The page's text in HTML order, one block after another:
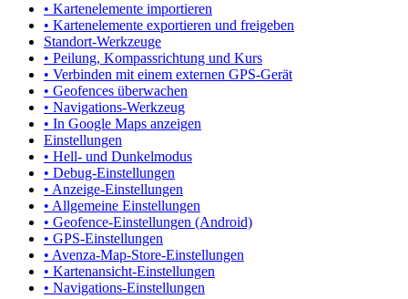
• Kartenelemente importieren
• Kartenelemente exportieren und freigeben
Standort-Werkzeuge
• Peilung, Kompassrichtung und Kurs
• Verbinden mit einem externen GPS-Gerät
• Geofences überwachen
• Navigations-Werkzeug
• In Google Maps anzeigen
Einstellungen
• Hell- und Dunkelmodus
• Debug-Einstellungen
• Anzeige-Einstellungen
• Allgemeine Einstellungen
• Geofence-Einstellungen (Android)
• GPS-Einstellungen
• Avenza-Map-Store-Einstellungen
• Kartenansicht-Einstellungen
• Navigations-Einstellungen